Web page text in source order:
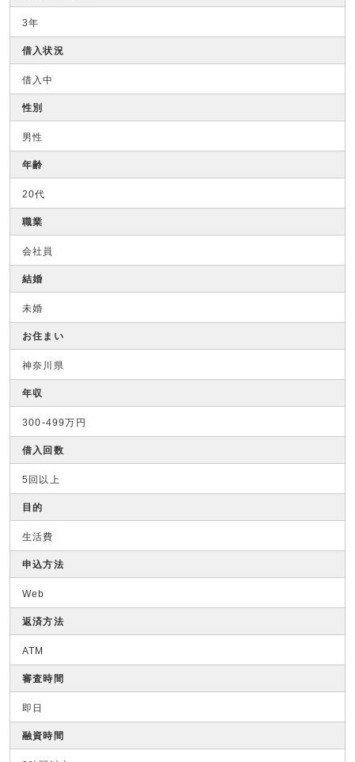
3年
借入状況
借入中
性別
男性
年齢
20代
職業
会社員
結婚
未婚
お住まい
神奈川県
年収
300-499万円
借入回数
5回以上
目的
生活費
申込方法
Web
返済方法
ATM
審査時間
即日
融資時間